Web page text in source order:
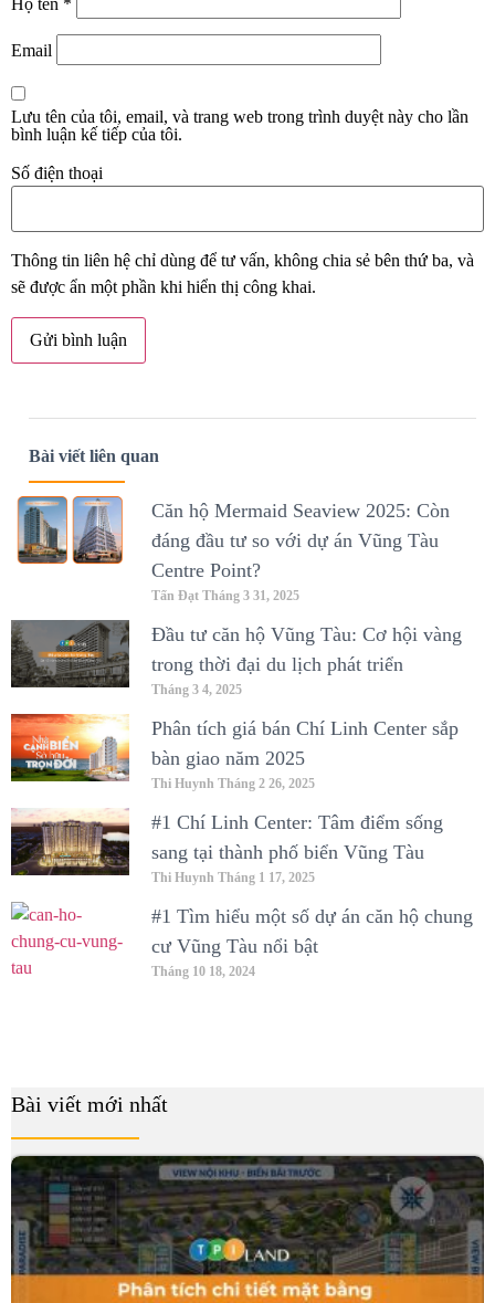
Họ tên *
Email
Lưu tên của tôi, email, và trang web trong trình duyệt này cho lần
bình luận kế tiếp của tôi.
Số điện thoại
Thông tin liên hệ chỉ dùng để tư vấn, không chia sẻ bên thứ ba, và
sẽ được ẩn một phần khi hiển thị công khai.
Bài viết liên quan
Căn hộ Mermaid Seaview 2025: Còn
đáng đầu tư so với dự án Vũng Tàu
Centre Point?
Tấn Đạt Tháng 3 31, 2025
Đầu tư căn hộ Vũng Tàu: Cơ hội vàng
trong thời đại du lịch phát triển
Tháng 3 4, 2025
Phân tích giá bán Chí Linh Center sắp
bàn giao năm 2025
Thi Huynh Tháng 2 26, 2025
#1 Chí Linh Center: Tâm điểm sống
sang tại thành phố biển Vũng Tàu
Thi Huynh Tháng 1 17, 2025
#1 Tìm hiểu một số dự án căn hộ chung
cư Vũng Tàu nổi bật
Tháng 10 18, 2024
Bài viết mới nhất